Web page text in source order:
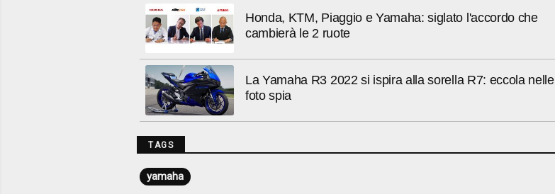
Honda, KTM, Piaggio e Yamaha: siglato l'accordo che
cambierà le 2 ruote
La Yamaha R3 2022 si ispira alla sorella R7: eccola nelle
foto spia
TAGS
yamaha